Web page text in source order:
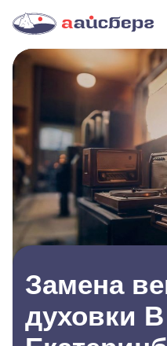
Замена
духовки В